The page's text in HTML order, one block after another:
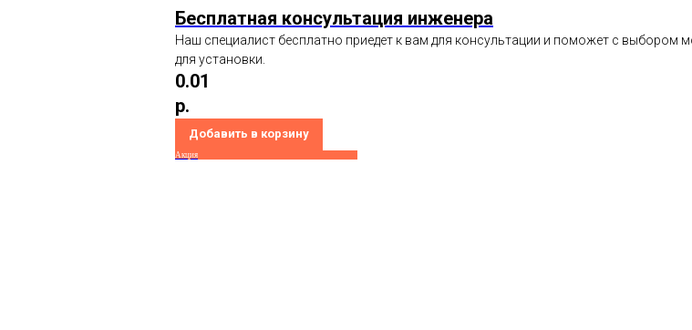
Бесплатная консультация инженера
Наш специалист бесплатно приедет к вам для консультации и поможет с выбором
для установки.
0.01
р.
Добавить в корзину
Акция